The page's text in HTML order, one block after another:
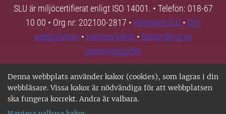
Denna webbplats använder kakor (cookies), som lagras i din
webbläsare. Vissa kakor är nödvändiga för att webbplatsen
ska fungera korrekt. Andra är valbara.
SLU är miljöcertifierat enligt ISO 14001. • Telefon: 018-67
10 00 • Org nr: 202100-2817 • Kontakta SLU • Om
webbplatsen • Hantera kakor • Behandling av
personuppgifter